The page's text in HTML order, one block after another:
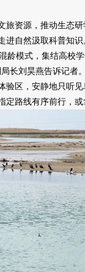
源，推动生态研
进自然汲取科普知识
模式，集结高校
长刘昊燕告诉记者。
区，安静地只听见
定路线有序前行，